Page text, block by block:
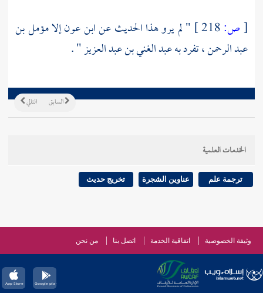
[ص: " لم يرو هذا الحديث عنابن عونإلامؤمل بن
عبد الرحمن، تفرد بهعبد الغني بن عبد العزيز" .
التالي السابق
الخدمات العلمية
ترجمة علم عناوين الشجرة تخريج حديث
وثيقة الخصوصية اتفاقية الخدمة اتصل بنا من نحن